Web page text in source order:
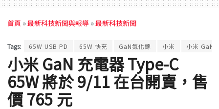
首頁 »最新科技新聞與報導 »最新科技新聞
Tags: 65W USB PD 65W 快充 GaN氮化鎵 小米 小米 GaN
小米 GaN 充電器 Type-C
65W 將於 9/11 在台開賣，售
價 765 元